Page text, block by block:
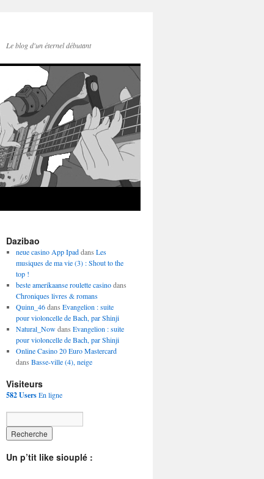
Le blog d'un éternel débutant
Dazibao
neue casino App Ipaddans Les
musiques de ma vie (3) : Shout to the
top !
beste amerikaanse roulette casinodans
Chroniques livres & romans
Quinn_46dans Evangelion : suite
pour violoncelle de Bach, par Shinji
Natural_Nowdans Evangelion : suite
pour violoncelle de Bach, par Shinji
Online Casino 20 Euro Mastercard
dans Basse-ville (4), neige
Visiteurs
582 UsersEn ligne
Un p’tit like siouplé :